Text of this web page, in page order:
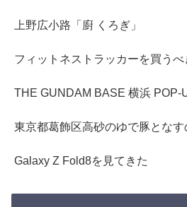
上野広小路「廚 くろぎ」
フィットネストラッカーを買うべ
THE GUNDAM BASE 横浜 POP-
東京都葛飾区高砂のゆで豚とな
Galaxy Z Fold8を見てきた